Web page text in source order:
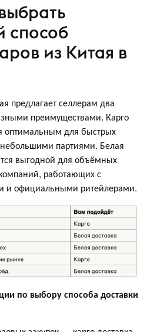
способ
из Китая в
предлагает селлерам два
преимуществами. Карго
оптимальным для быстрых
небольшими партиями. Белая
выгодной для объёмных
работающих с
и официальными ритейлерами.
по выбору способа доставки